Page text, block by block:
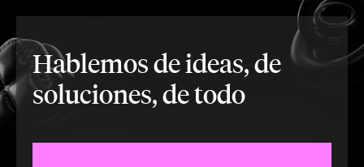
Hablemos de ideas, de
soluciones, de todo